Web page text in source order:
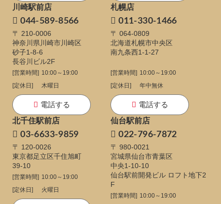
川崎駅前店
044-589-8566
〒 210-0006
神奈川県川崎市川崎区
砂子1-8-6
長谷川ビル2F
[営業時間] 10:00～19:00
[定休日]
木曜日
電話する
札幌店
011-330-1466
〒 064-0809
北海道札幌市中央区
南九条西1-1-27
[営業時間] 10:00～19:00
[定休日]
年中無休
電話する
北千住駅前店
03-6633-9859
〒 120-0026
東京都足立区千住旭町
39-10
[営業時間] 10:00～19:00
[定休日]
火曜日
仙台駅前店
022-796-7872
〒 980-0021
宮城県仙台市青葉区
中央1-10-10
仙台駅前開発ビル ロフト地下2
F
[営業時間] 10:00～19:00